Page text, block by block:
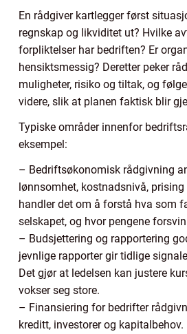
En rådgiver kartlegger først
regnskap og likviditet ut? Hvilke
forpliktelser har bedriften? Er
hensiktsmessig? Deretter peker
muligheter, risiko og tiltak, og
videre, slik at planen faktisk blir
Typiske områder innenfor
eksempel:
– Bedriftsøkonomisk rådgivning
lønnsomhet, kostnadsnivå,
handler det om å forstå hva som
selskapet, og hvor pengene
– Budsjettering og rapportering
jevnlige rapporter gir tidlige
Det gjør at ledelsen kan justere
vokser seg store.
– Finansiering for bedrifter
kreditt, investorer og